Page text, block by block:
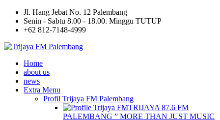
Jl. Hang Jebat No. 12 Palembang
Senin - Sabtu 8.00 - 18.00. Minggu TUTUP
+62 812-7148-4999
Home
about us
news
Extra Menu
Profil Trijaya FM Palembang
TRIJAYA 87.6 FM
PALEMBANG ” MORE THAN JUST MUSIC